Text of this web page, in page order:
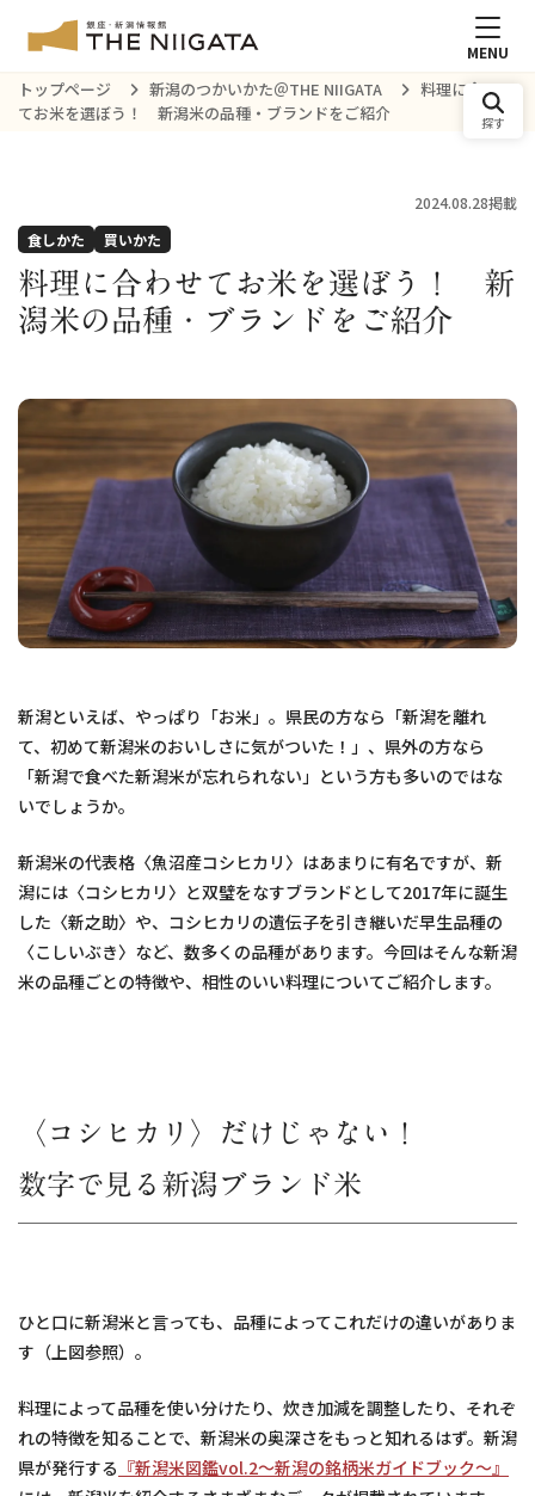
MENU
トップページ 新潟のつかいかた＠THE NIIGATA
料理に合わせ
てお米を選ぼう！ 新潟米の品種・ブランドをご紹介
探す
2024.08.28掲載
食しかた
買いかた
料理に合わせてお米を選ぼう！ 新
潟米の品種・ブランドをご紹介
新潟といえば、やっぱり「お米」。県民の方なら「新潟を離れ
て、初めて新潟米のおいしさに気がついた！」、県外の方なら
「新潟で食べた新潟米が忘れられない」という方も多いのではな
いでしょうか。
新潟米の代表格〈魚沼産コシヒカリ〉はあまりに有名ですが、新
潟には〈コシヒカリ〉と双璧をなすブランドとして2017年に誕生
した〈新之助〉や、コシヒカリの遺伝子を引き継いだ早生品種の
〈こしいぶき〉など、数多くの品種があります。今回はそんな新潟
米の品種ごとの特徴や、相性のいい料理についてご紹介します。
〈コシヒカリ〉だけじゃない！
数字で見る新潟ブランド米
ひと口に新潟米と言っても、品種によってこれだけの違いがありま
す（上図参照）。
料理によって品種を使い分けたり、炊き加減を調整したり、それぞ
れの特徴を知ることで、新潟米の奥深さをもっと知れるはず。新潟
県が発行する 『新潟米図鑑vol.2～新潟の銘柄米ガイドブック～』